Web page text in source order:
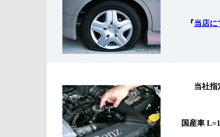
『当店に
当社指
国産車